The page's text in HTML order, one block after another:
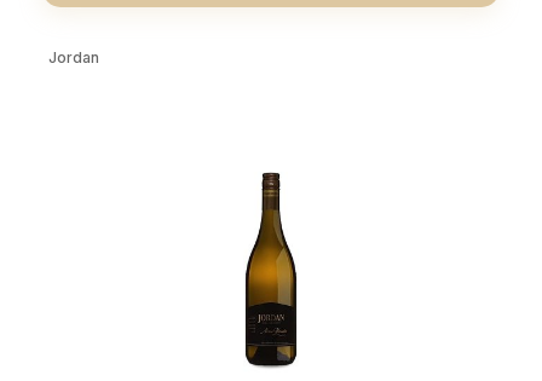
Jordan